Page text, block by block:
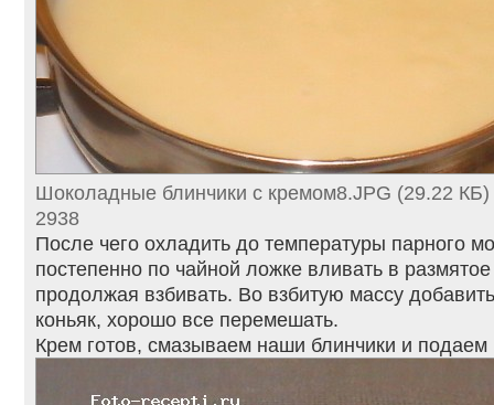
Шоколадные блинчики с кремом8.JPG (29.22
2938
После чего охладить до температуры парного
постепенно по чайной ложке вливать в
продолжая взбивать. Во взбитую массу
коньяк, хорошо все перемешать.
Крем готов, смазываем наши блинчики и подаем